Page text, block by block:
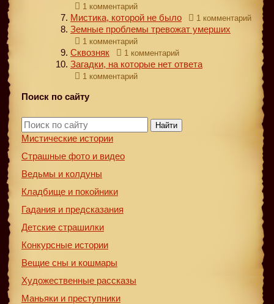
1 комментарий
Мистика, которой не было 1 комментарий
Земные проблемы тревожат умерших
1 комментарий
Сквозняк 1 комментарий
Загадки, на которые нет ответа
1 комментарий
Поиск по сайту
Найти
Мистические истории
Страшные фото и видео
Ведьмы и колдуны
Кладбище и покойники
Гадания и предсказания
Детские страшилки
Конкурсные истории
Вещие сны и кошмары
Художественные рассказы
Маньяки и преступники